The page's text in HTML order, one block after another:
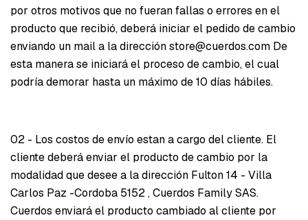
por otros motivos que no fueran fallas o errores en el
producto que recibió, deberá iniciar el pedido de cambio
enviando un mail a la direcciónstore@cuerdos.com De
esta manera se iniciará el proceso de cambio, el cual
podría demorar hasta un máximo de 10 días hábiles.
02 - Los costos de envío estan a cargo del cliente. El
cliente deberá enviar el producto de cambio por la
modalidad que desee a la dirección Fulton 14 - Villa
Carlos Paz -Cordoba 5152 , Cuerdos Family SAS.
Cuerdos enviará el producto cambiado al cliente por